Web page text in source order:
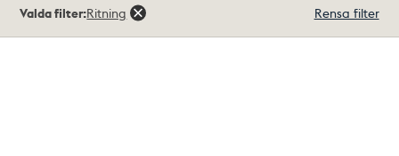
träffar
Valda filter:Ritning Rensa filter